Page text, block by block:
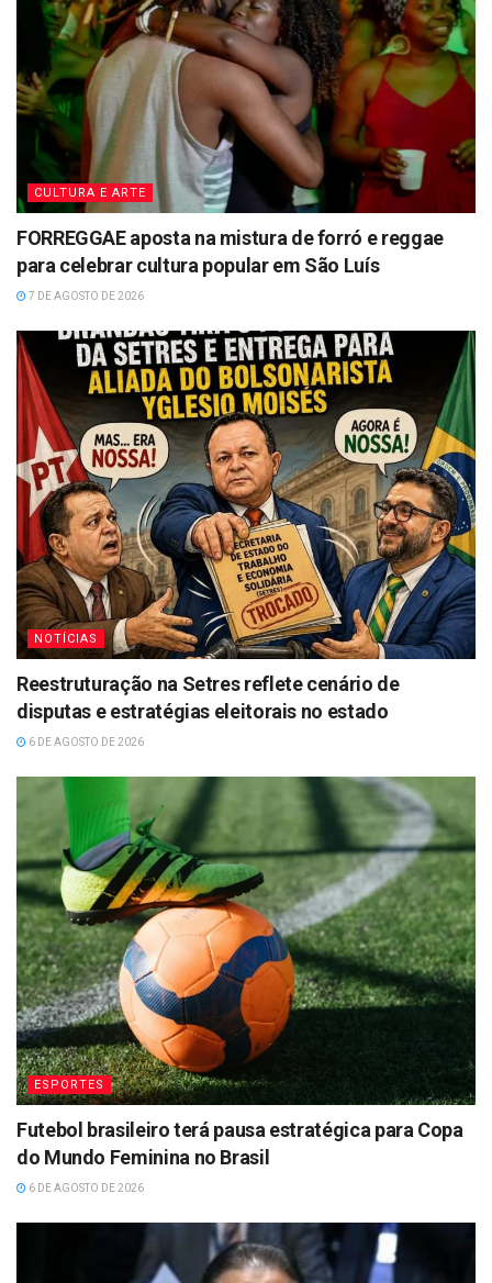
CULTURA E ARTE
FORREGGAE aposta na mistura de forró e reggae
para celebrar cultura popular em São Luís
7 DE AGOSTO DE 2026
NOTÍCIAS
Reestruturação na Setres reflete cenário de
disputas e estratégias eleitorais no estado
6 DE AGOSTO DE 2026
ESPORTES
Futebol brasileiro terá pausa estratégica para Copa
do Mundo Feminina no Brasil
6 DE AGOSTO DE 2026